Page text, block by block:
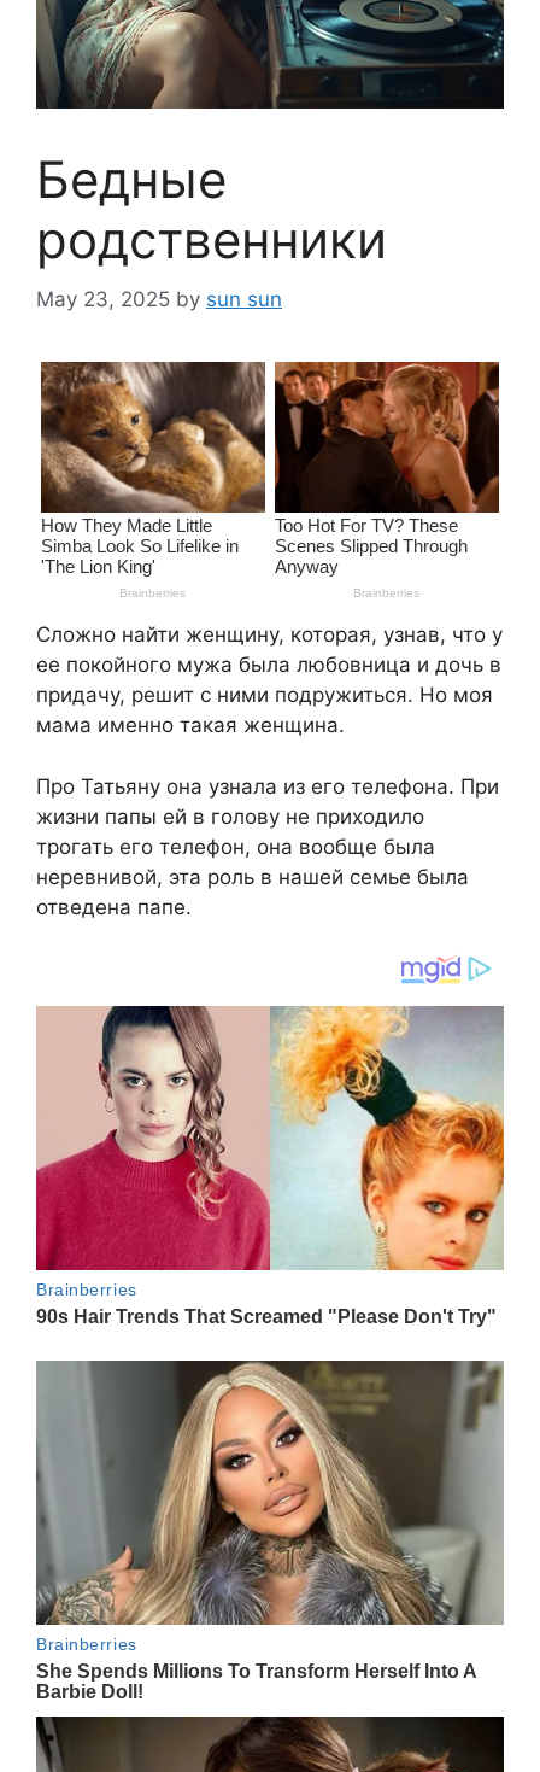
Бедные
родственники
May 23, 2025 by sun sun
Сложно найти женщину, которая, узнав, что у
ее покойного мужа была любовница и дочь в
придачу, решит с ними подружиться. Но моя
мама именно такая женщина.
Про Татьяну она узнала из его телефона. При
жизни папы ей в голову не приходило
трогать его телефон, она вообще была
неревнивой, эта роль в нашей семье была
отведена папе.